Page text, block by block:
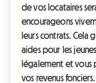
de vos locataires
encourageons
leurs contrats. Cela
aides pour les
légalement et vous
vos revenus fonciers.